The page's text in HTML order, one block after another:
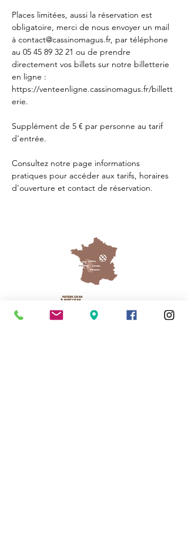
Places limitées, aussi la réservation est
obligatoire, merci de nous envoyer un mail
à contact@cassinomagus.fr, par téléphone
au 05 45 89 32 21 ou de prendre
directement vos billets sur notre billetterie
en ligne :
https://venteenligne.cassinomagus.fr/billett
erie.
Supplément de 5 € par personne au tarif
d'entrée.
Consultez notre page informations
pratiques pour accéder aux tarifs, horaires
d'ouverture et contact de réservation.